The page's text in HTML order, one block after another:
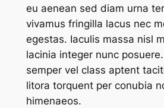
eu aenean sed diam urna
vivamus fringilla lacus nec
egestas. Iaculis massa nisl
lacinia integer nunc
semper vel class aptent
litora torquent per conubia
himenaeos.